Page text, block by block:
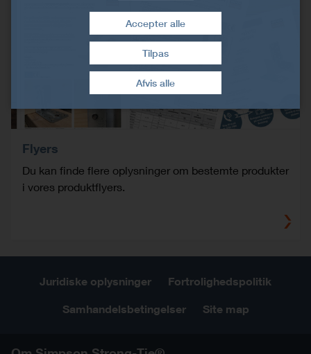
Flyers
Du kan finde flere oplysninger om bestemte produkter
i vores produktflyers.
Juridiske oplysninger Fortrolighedspolitik
Samhandelsbetingelser Site map
Afvis alle
Accepter alle
Træk samtykke tilbage
Tilpas